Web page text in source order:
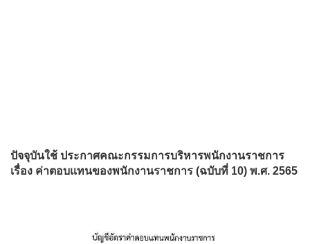
ปัจจุบันใช้ ประกาศคณะกรรมการบริหารพนักงานราชการ
เรื่อง ค่าตอบแทนของพนักงานราชการ (ฉบับที่ 10) พ.ศ. 2565